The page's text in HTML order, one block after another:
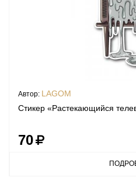
Автор: LAGOM
Стикер «Растекающийся
70